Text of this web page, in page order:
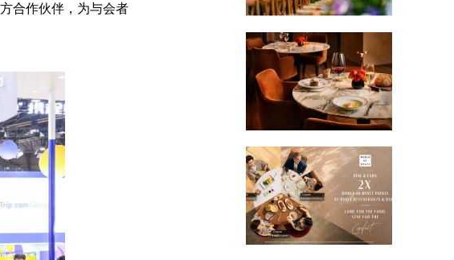
合作伙伴，为与会者